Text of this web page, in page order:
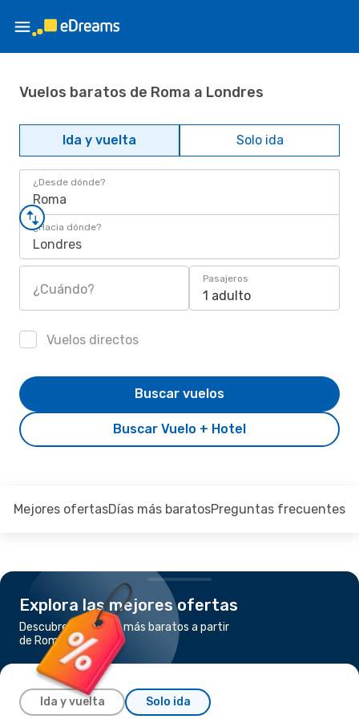
Vuelos baratos de Roma a Londres
Ida y vuelta Solo ida
¿Desde dónde?
Roma
¿Hacia dónde?
Londres
¿Cuándo?
Pasajeros
1 adulto
Vuelos directos
Buscar Vuelo + Hotel
Buscar vuelos
Mejores ofertasDías más baratosPreguntas frecuentes
Explora las mejores ofertas
Descubre los vuelos más baratos a partir
de Roma a Londres
Ida y vuelta Solo ida